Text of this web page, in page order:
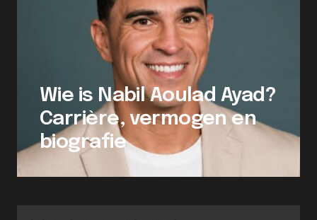
Wie is Nabil Aoulad Ayad?
Carrière, vermogen en
biografie